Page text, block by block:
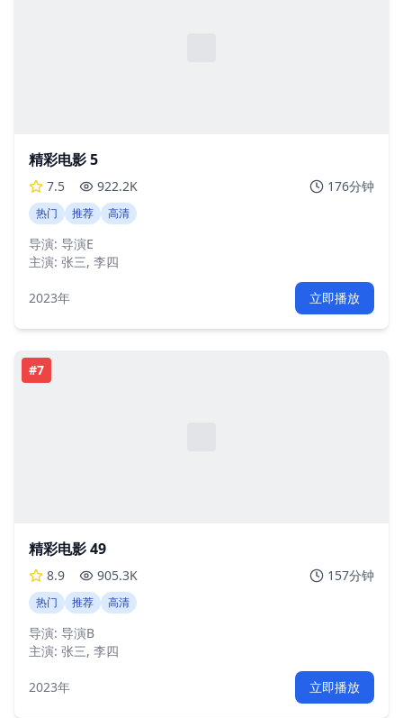
精彩电影 5
7.5 922.2K 176分钟
热门 推荐 高清
导演: 导演E
主演: 张三, 李四
2023年 立即播放
#7
精彩电影 49
8.9 905.3K 157分钟
热门 推荐 高清
导演: 导演B
主演: 张三, 李四
2023年 立即播放